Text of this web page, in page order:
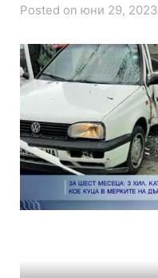
Posted on юни 29, 2023